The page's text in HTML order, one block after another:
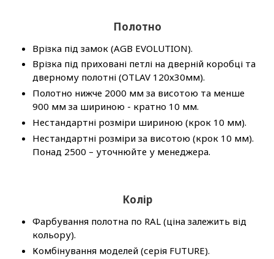
Полотно
Врізка під замок (AGB EVOLUTION).
Врізка під приховані петлі на дверній коробці та
дверному полотні (OTLAV 120х30мм).
Полотно нижче 2000 мм за висотою та менше
900 мм за шириною - кратно 10 мм.
Нестандартні розміри шириною (крок 10 мм).
Нестандартні розміри за висотою (крок 10 мм).
Понад 2500 – уточнюйте у менеджера.
Колір
Фарбування полотна по RAL (ціна залежить від
кольору).
Комбінування моделей (серія FUTURE).